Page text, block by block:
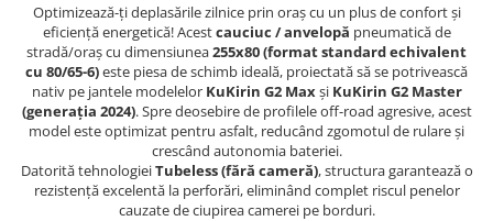
Optimizează-ți deplasările zilnice prin oraș cu un plus de confort și
eficiență energetică! Acestcauciuc / anvelopă pneumatică de
stradă/oraș cu dimensiunea255x80 (format standard echivalent
cu 80/65-6)este piesa de schimb ideală, proiectată să se potrivească
nativ pe jantele modelelor KuKirin G2 Maxși KuKirin G2 Master
(generația 2024). Spre deosebire de profilele off-road agresive, acest
model este optimizat pentru asfalt, reducând zgomotul de rulare și
crescând autonomia bateriei.
Datorită tehnologieiTubeless (fără cameră), structura garantează o
rezistență excelentă la perforări, eliminând complet riscul penelor
cauzate de ciupirea camerei pe borduri.